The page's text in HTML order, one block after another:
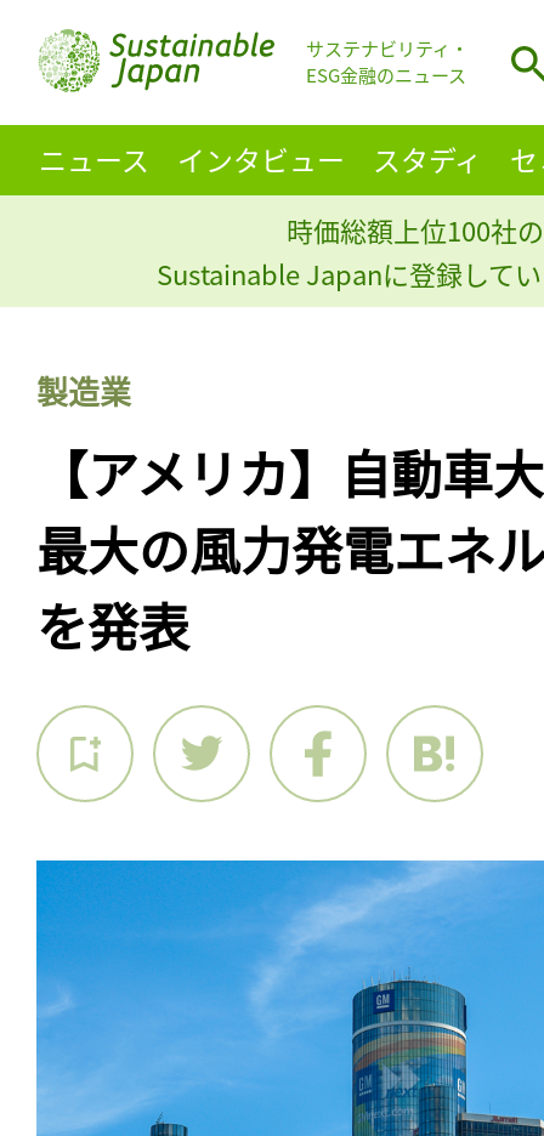
サステナビリティ・
ESG金融のニュース
ニュース インタビュー スタディ
時価総額上位100社
Sustainable Japanに登録して
製造業
【アメリカ】自動車
最大の風力発電エネ
を発表